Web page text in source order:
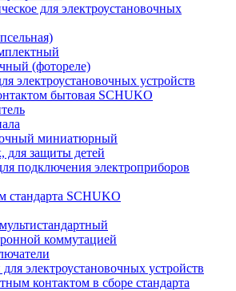
для электроустановочных
(фотореле)
электроустановочных устройств
бытовая SCHUKO
миниатюрный
для защиты детей
подключения электроприборов
стандарта SCHUKO
коммутацией
электроустановочных устройств
контактом в сборе стандарта